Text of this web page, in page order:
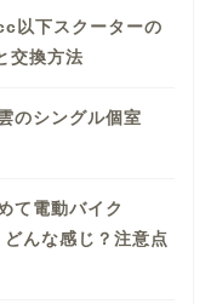
以下スクーターの
交換方法
のシングル個室
て電動バイク
どんな感じ？注意点